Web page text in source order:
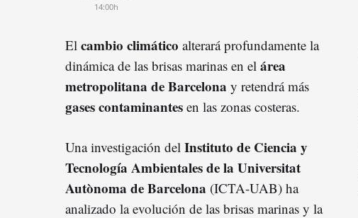
14:00h
El cambio climático alterará profundamente la
dinámica de las brisas marinas en el área
metropolitana de Barcelona y retendrá más
gases contaminantes en las zonas costeras.
Una investigación del Instituto de Ciencia y
Tecnología Ambientales de la Universitat
Autònoma de Barcelona (ICTA-UAB) ha
analizado la evolución de las brisas marinas y la